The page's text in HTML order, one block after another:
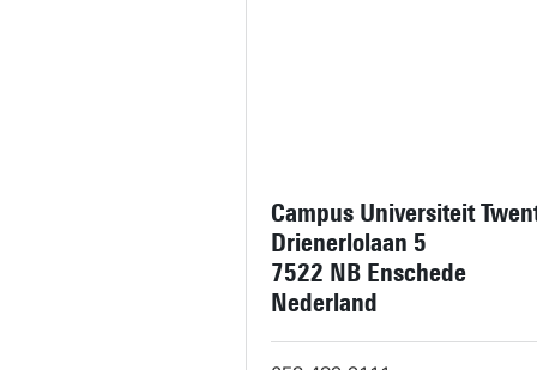
Campus Universiteit
Drienerlolaan 5
7522 NB Enschede
Nederland